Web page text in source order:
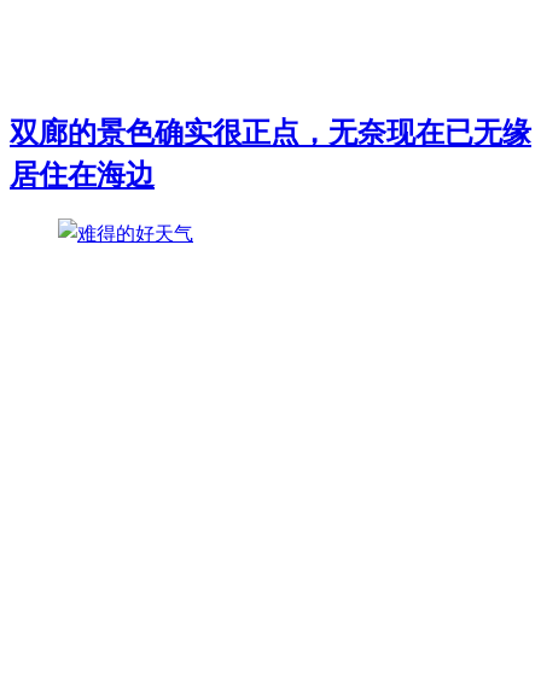
双廊的景色确实很正点，无奈现在已无缘
居住在海边